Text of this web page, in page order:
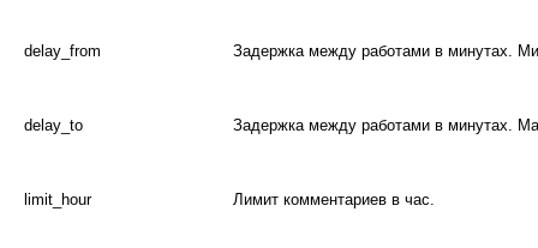
delay_from Задержка между работами в минутах.
delay_to Задержка между работами в минутах.
limit_hour Лимит комментариев в час.